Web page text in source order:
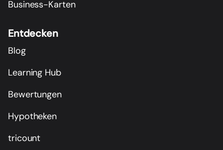
Business-Karten
Entdecken
Blog
Learning Hub
Bewertungen
Hypotheken
tricount